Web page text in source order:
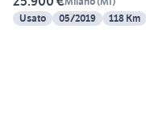
Usato
05/2019 118 Km